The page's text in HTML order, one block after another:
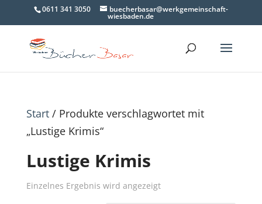
0611 341 3050 buecherbasar@werkgemeinschaft-
wiesbaden.de
Start/ Produkte verschlagwortet mit
„Lustige Krimis“
Lustige Krimis
Einzelnes Ergebnis wird angezeigt